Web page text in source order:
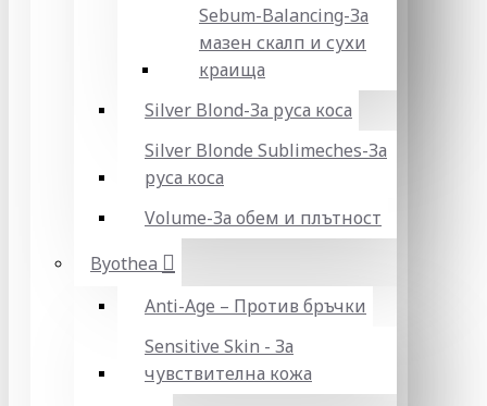
Sebum-Balancing-За
мазен скалп и сухи
краища
Silver Blond-За руса коса
Silver Blonde Sublіmeches-За
руса коса
Volume-За обем и плътност
Byothea
Anti-Age – Против бръчки
Sensitive Skin - За
чувствителна кожа